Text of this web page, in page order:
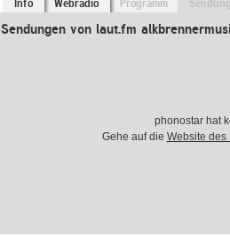
Info Webradio Programm
Sendungen von laut.fm
phonostar hat
Gehe auf die Website des